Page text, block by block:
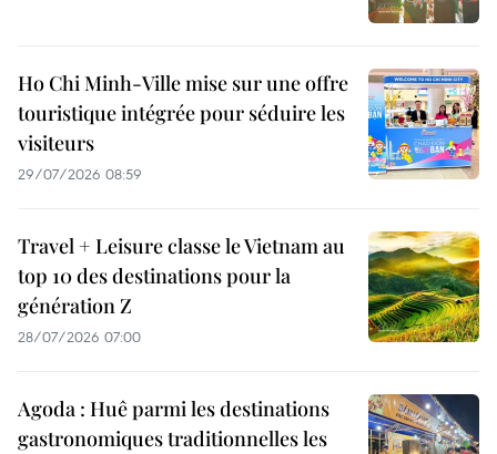
Ho Chi Minh-Ville mise sur une offre
touristique intégrée pour séduire les
visiteurs
29/07/2026 08:59
Travel + Leisure classe le Vietnam au
top 10 des destinations pour la
génération Z
28/07/2026 07:00
Agoda : Huê parmi les destinations
gastronomiques traditionnelles les